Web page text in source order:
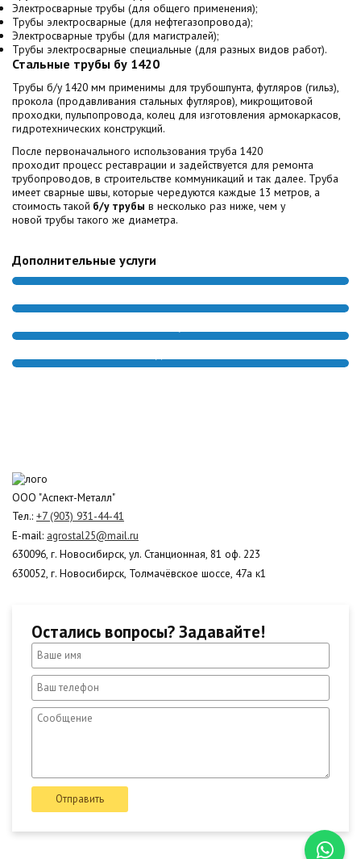
Электросварные трубы (для общего применения);
Трубы электросварные (для нефтегазопровода);
Электросварные трубы (для магистралей);
Трубы электросварные специальные (для разных видов работ).
Стальные трубы бу 1420
Трубы б/у 1420 мм применимы для трубошпунта, футляров (гильз),
прокола (продавливания стальных футляров), микрощитовой
проходки, пульпопровода, колец для изготовления армокаркасов,
гидротехнических конструкций.
После первоначального использования труба 1420
проходит процесс реставрации и задействуется для ремонта
трубопроводов, в строительстве коммуникаций и так далее. Труба
имеет сварные швы, которые чередуются каждые 13 метров, а
стоимость такой б/у трубы в несколько раз ниже, чем у
новой трубы такого же диаметра.
Дополнительные услуги
ООО "Аспект-Металл"
Тел.: +7 (903) 931-44-41
E-mail: agrostal25@mail.ru
630096, г. Новосибирск, ул. Станционная, 81 оф. 223
630052, г. Новосибирск, Толмачёвское шоссе, 47а к1
Остались вопросы? Задавайте!
Отправить